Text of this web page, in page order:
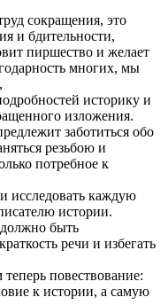
сокращения, это
и бдительности,
пиршество и желает
многих, мы
историку и
изложения.
заботиться обо
резьбою и
потребное к
исследовать каждую
истории.
быть
речи и избегать
повествование:
к истории, а самую